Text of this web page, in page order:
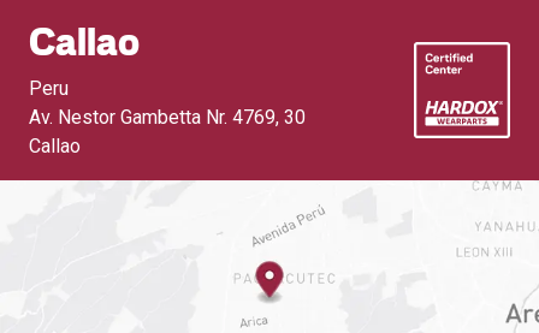
Callao
Peru
Av. Nestor Gambetta Nr. 4769, 30
Callao